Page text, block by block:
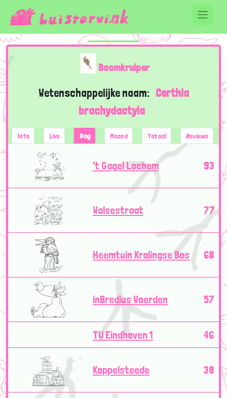
Boomkruiper
Wetenschappelijke naam: Certhia
brachydactyla
Info Live Dag Maand Totaal Reviews
't Gagel Lochem 93
Walsestraat 77
Heemtuin Kralingse Bos 68
inBredius Woerden 57
TU Eindhoven 1 46
Koppelsteede 38